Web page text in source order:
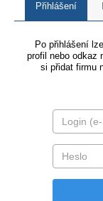
Přihlášení
Po přihlášení
profil nebo odkaz
si přidat firmu